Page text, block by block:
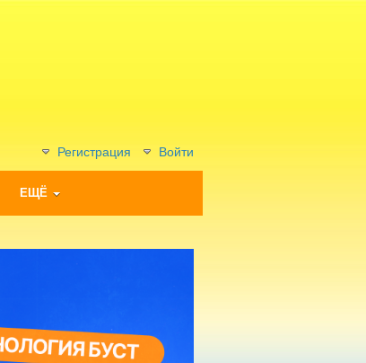
Регистрация Войти
ЕЩЁ